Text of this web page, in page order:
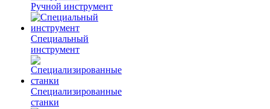
Ручной инструмент
Специальный
инструмент
Специализированные
станки